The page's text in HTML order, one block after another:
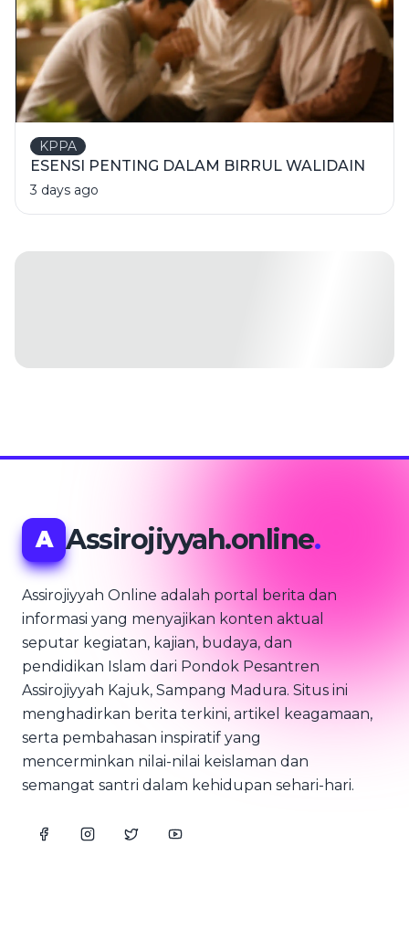
KPPA
ESENSI PENTING DALAM BIRRUL WALIDAIN
3 days ago
A Assirojiyyah.online.
Assirojiyyah Online adalah portal berita dan
informasi yang menyajikan konten aktual
seputar kegiatan, kajian, budaya, dan
pendidikan Islam dari Pondok Pesantren
Assirojiyyah Kajuk, Sampang Madura. Situs ini
menghadirkan berita terkini, artikel keagamaan,
serta pembahasan inspiratif yang
mencerminkan nilai-nilai keislaman dan
semangat santri dalam kehidupan sehari-hari.